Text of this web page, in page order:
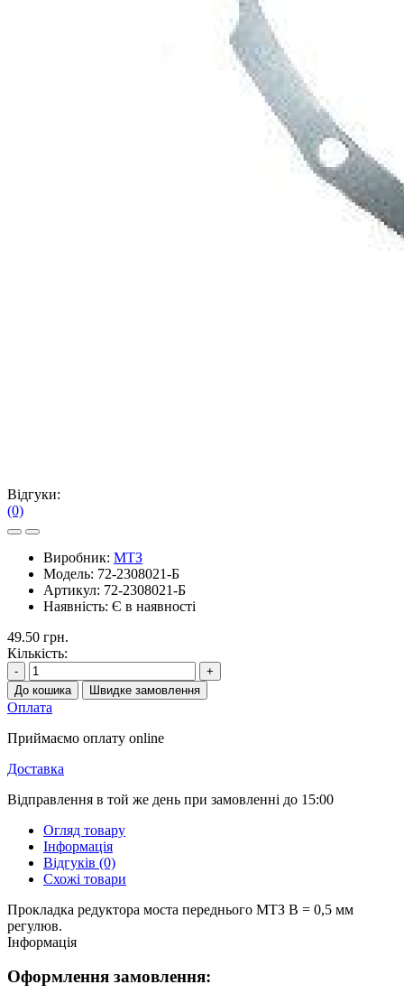
Відгуки:
(0)
Виробник: МТЗ
Модель: 72-2308021-Б
Артикул: 72-2308021-Б
Наявність: Є в наявності
49.50 грн.
Кількість:
-
+
До кошика
Швидке замовлення
Оплата
Приймаємо оплату online
Доставка
Відправлення в той же день при замовленні до 15:00
Огляд товару
Інформація
Відгуків (0)
Схожі товари
Прокладка редуктора моста переднього МТЗ В = 0,5 мм
регулюв.
Інформація
Оформлення замовлення: